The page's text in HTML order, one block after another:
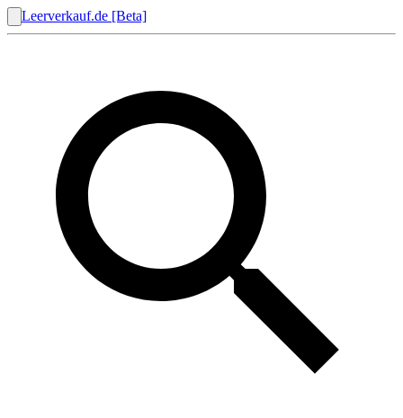
Leerverkauf.de [Beta]